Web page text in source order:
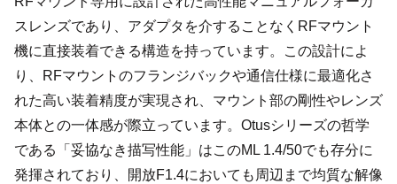
スレンズであり、アダプタを介することなくRFマウント
機に直接装着できる構造を持っています。この設計によ
り、RFマウントのフランジバックや通信仕様に最適化さ
れた高い装着精度が実現され、マウント部の剛性やレンズ
本体との一体感が際立っています。Otusシリーズの哲学
である「妥協なき描写性能」はこのML 1.4/50でも存分に
発揮されており、開放F1.4においても周辺まで均質な解像